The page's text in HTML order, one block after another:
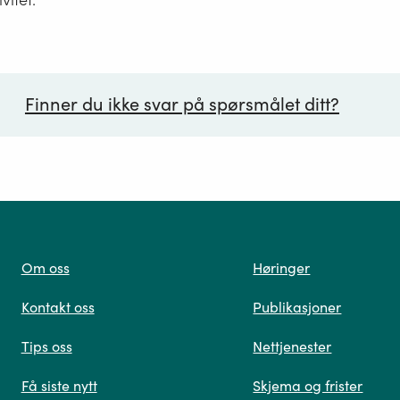
Finner du ikke svar på spørsmålet ditt?
oss
Om oss
Kontakt oss
Tips oss
Få siste nytt
Høringer
Publikasjoner
Nettjenester
Skjema og frister